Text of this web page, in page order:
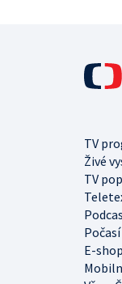
TV
Živé
TV
Počasí
E-shop